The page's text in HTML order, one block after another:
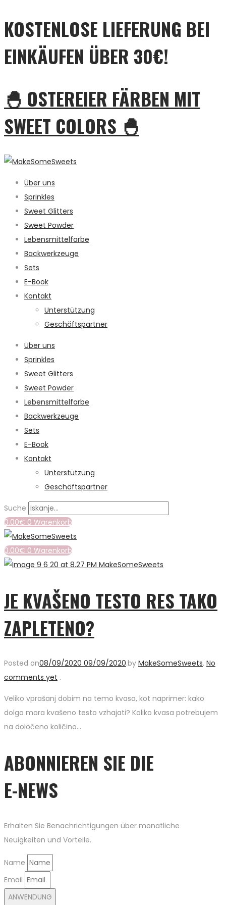
KOSTENLOSE LIEFERUNG BEI
EINKÄUFEN ÜBER 30€!
🐣 OSTEREIER FÄRBEN MIT
SWEET COLORS 🐣
Über uns
Sprinkles
Sweet Glitters
Sweet Powder
Lebensmittelfarbe
Backwerkzeuge
Sets
E-Book
Kontakt
Unterstützung
Geschäftspartner
Über uns
Sprinkles
Sweet Glitters
Sweet Powder
Lebensmittelfarbe
Backwerkzeuge
Sets
E-Book
Kontakt
Unterstützung
Geschäftspartner
Suche
0.00€ 0 Warenkorb
0.00€ 0 Warenkorb
JE KVAŠENO TESTO RES TAKO
ZAPLETENO?
Posted on08/09/2020 09/09/2020.by MakeSomeSweets. No
comments yet .
Veliko vprašanj dobim na temo kvasa, kot naprimer: kako
dolgo mora kvašeno testo vzhajati? Koliko kvasa potrebujem
na določeno količino…
ABONNIEREN SIE DIE
E-NEWS
Erhalten Sie Benachrichtigungen über monatliche
Neuigkeiten und Vorteile.
Name
Email
ANWENDUNG